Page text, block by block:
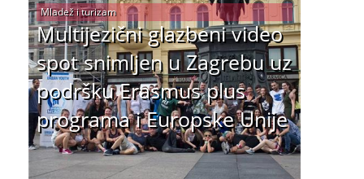
Multijezični glazbeni video
spot snimljen u Zagrebu uz
podršku Erasmus plus
programa i Europske Unije
Mladež i turizam